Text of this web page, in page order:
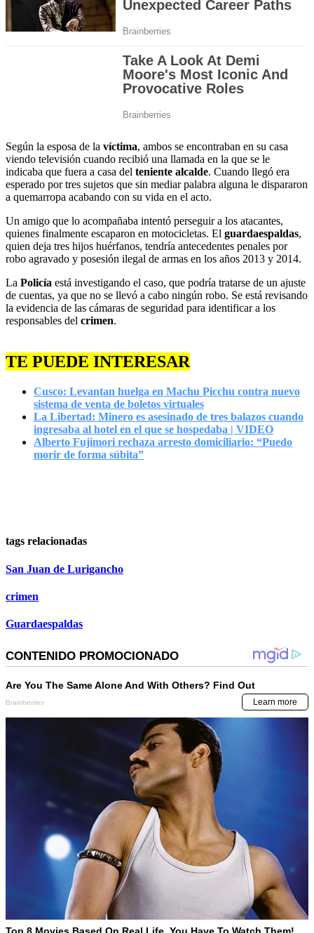
Según la esposa de la víctima, ambos se encontraban en su casa
viendo televisión cuando recibió una llamada en la que se le
indicaba que fuera a casa del teniente alcalde. Cuando llegó era
esperado por tres sujetos que sin mediar palabra alguna le dispararon
a quemarropa acabando con su vida en el acto.
Un amigo que lo acompañaba intentó perseguir a los atacantes,
quienes finalmente escaparon en motocicletas. El guardaespaldas,
quien deja tres hijos huérfanos, tendría antecedentes penales por
robo agravado y posesión ilegal de armas en los años 2013 y 2014.
La Policía está investigando el caso, que podría tratarse de un ajuste
de cuentas, ya que no se llevó a cabo ningún robo. Se está revisando
la evidencia de las cámaras de seguridad para identificar a los
responsables del crimen.
TE PUEDE INTERESAR
Cusco: Levantan huelga en Machu Picchu contra nuevo
sistema de venta de boletos virtuales
La Libertad: Minero es asesinado de tres balazos cuando
ingresaba al hotel en el que se hospedaba | VIDEO
Alberto Fujimori rechaza arresto domiciliario: “Puedo
morir de forma súbita”
tags relacionadas
San Juan de Lurigancho
crimen
Guardaespaldas